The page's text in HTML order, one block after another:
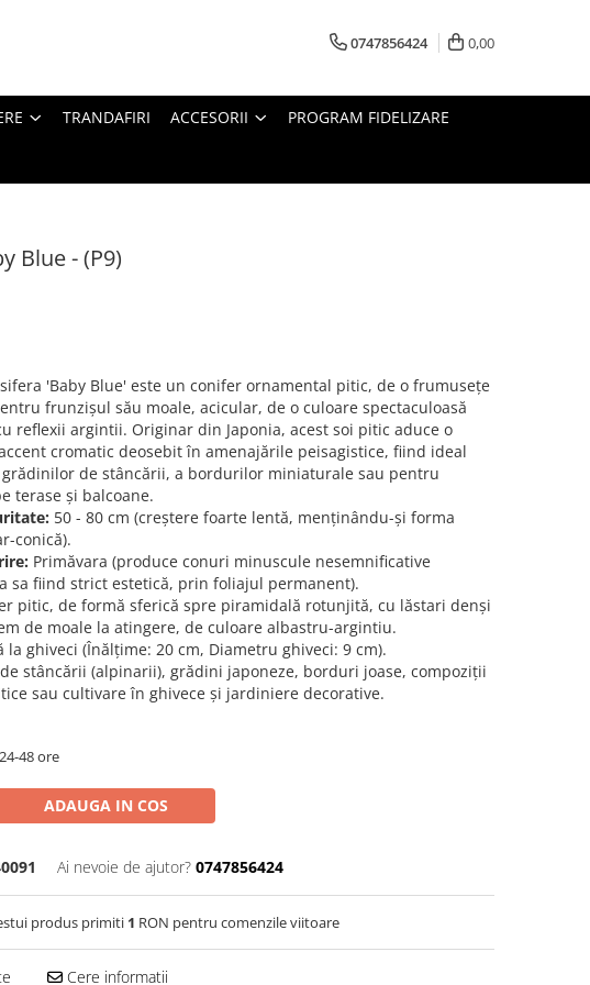
0747856424 0,00
TRANDAFIRI ACCESORII PROGRAM FIDELIZARE
Blue - (P9)
'Baby Blue' este un conifer ornamental pitic, de o frumusețe
frunzișul său moale, acicular, de o culoare spectaculoasă
reflexii argintii. Originar din Japonia, acest soi pitic aduce o
cromatic deosebit în amenajările peisagistice, fiind ideal
de stâncării, a bordurilor miniaturale sau pentru
terase și balcoane.
50 - 80 cm (creștere foarte lentă, menținându-și forma
conică).
Primăvara (produce conuri minuscule nesemnificative
sa fiind strict estetică, prin foliajul permanent).
pitic, de formă sferică spre piramidală rotunjită, cu lăstari denși
de moale la atingere, de culoare albastru-argintiu.
la ghiveci (Înălțime: 20 cm, Diametru ghiveci: 9 cm).
stâncării (alpinarii), grădini japoneze, borduri joase, compoziții
sau cultivare în ghivece și jardiniere decorative.
24-48 ore
ADAUGA IN COS
Ai nevoie de ajutor? 0747856424
produs primiti 1 RON pentru comenzile viitoare
Cere informatii